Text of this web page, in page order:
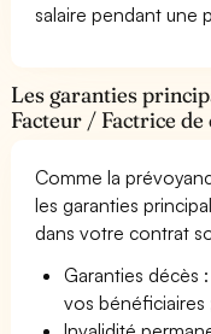
salaire pendant une
Les garanties
Facteur / Factrice de
Comme la
les garanties
dans votre contrat
Garanties décès
vos bénéficiaires